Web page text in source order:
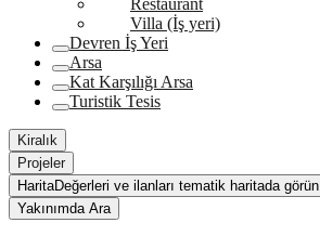
Restaurant
Villa (İş yeri)
Devren İş Yeri
Arsa
Kat Karşılığı Arsa
Turistik Tesis
Kiralık
Projeler
HaritaDeğerleri ve ilanları tematik haritada görün
Yakınımda Ara